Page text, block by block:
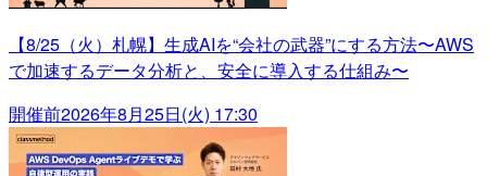
【8/25（火）札幌】生成AIを“会社の武器”にする方法〜AWS
で加速するデータ分析と、安全に導入する仕組み〜
開催前2026年8月25日(火) 17:30